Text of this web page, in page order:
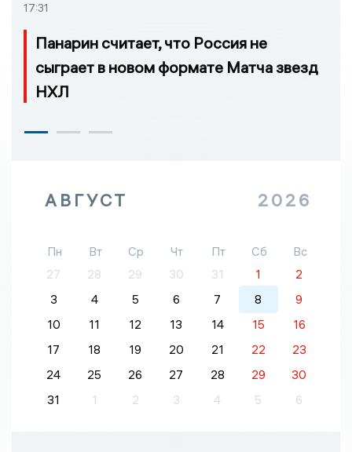
17:31
Панарин считает, что Россия не
сыграет в новом формате Матча звезд
НХЛ
АВГУСТ 2026
Пн Вт Ср Чт Пт Сб
Вс
27
28 29 30 31 1
2
3
4 5 6 7 8
9
10
11 12 13 14 15
16
17
18 19 20 21 22
23
24
25 26 27 28 29
30
31
1 2 3 4 5 6